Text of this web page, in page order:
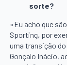
sorte?
«Eu acho que
Sporting, por
uma transição
Gonçalo Inácio,